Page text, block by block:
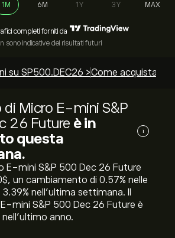
1M 6M 1Y 3Y MAX
completi forniti da
sono indicative dei risultati futuri
su SP500.DEC26 >Come acquistare?
di Micro E-mini S&P
26 Future è in
questa
i
E-mini S&P 500 Dec 26 Future
un cambiamento di ‎0.57‎% nelle
nell'ultima settimana. Il
mini S&P 500 Dec 26 Future è
anno.